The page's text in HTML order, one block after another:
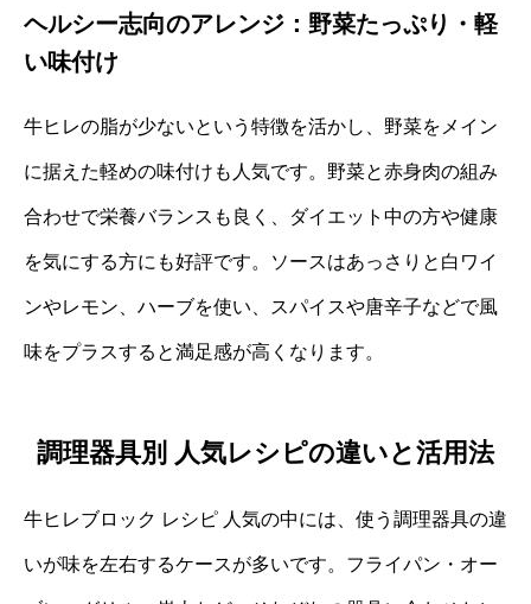
ヘルシー志向のアレンジ：野菜たっぷり・軽
い味付け
牛ヒレの脂が少ないという特徴を活かし、野菜をメイン
に据えた軽めの味付けも人気です。野菜と赤身肉の組み
合わせで栄養バランスも良く、ダイエット中の方や健康
を気にする方にも好評です。ソースはあっさりと白ワイ
ンやレモン、ハーブを使い、スパイスや唐辛子などで風
味をプラスすると満足感が高くなります。
調理器具別 人気レシピの違いと活用法
牛ヒレブロック レシピ 人気の中には、使う調理器具の違
いが味を左右するケースが多いです。フライパン・オー